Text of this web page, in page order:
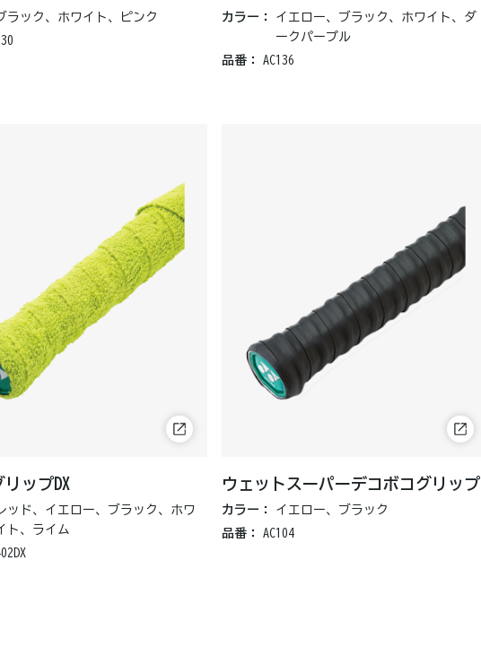
ラック、ホワイト、ピンク
カラー：
イエロー、ブラック、ホワイト、ダ
ークパープル
品番：
AC136
ップDX
ッド、イエロー、ブラック、ホワ
ト、ライム
ウェットスーパーデコボコグリップ
カラー：
イエロー、ブラック
品番：
AC104